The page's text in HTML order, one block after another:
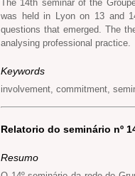
The 14th seminar of the
was held in Lyon on 13 and
questions that emerged. The
analysing professional practice.
Keywords
involvement, commitment,
Relatorio do seminário nº
Resumo